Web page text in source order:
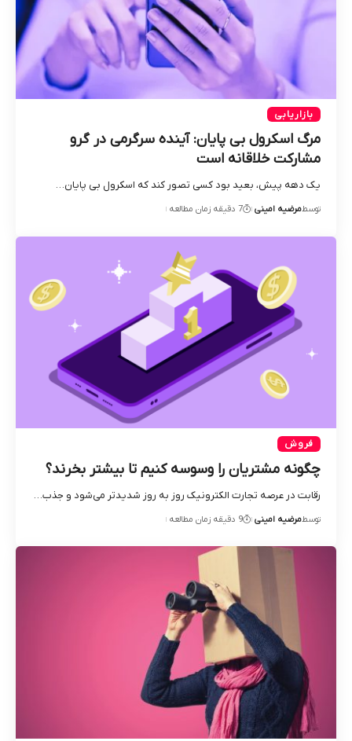
بازاریابی
مرگ اسکرول بی‌ پایان: آینده سرگرمی در گرو
مشارکت خلاقانه است
یک دهه پیش، بعید بود کسی تصور کند که اسکرول بی‌ پایان…
توسطمرضیه امینی 7 دقیقه زمان مطالعه
فروش
چگونه مشتریان را وسوسه کنیم تا بیشتر بخرند؟
رقابت در عرصه تجارت الکترونیک روز به روز شدیدتر می‌شود و جذب…
توسطمرضیه امینی 9 دقیقه زمان مطالعه